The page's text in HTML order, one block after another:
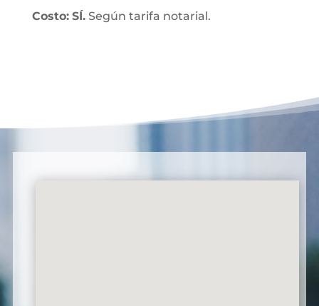
Costo: SÍ.Según tarifa notarial.